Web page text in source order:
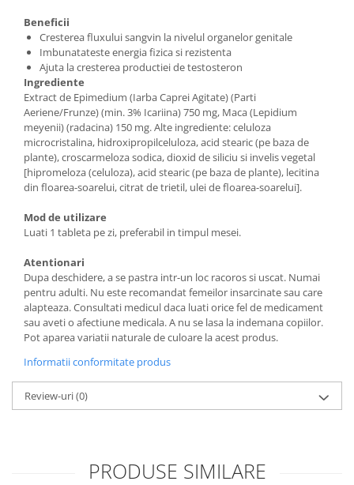
Beneficii
Cresterea fluxului sangvin la nivelul organelor genitale
Imbunatateste energia fizica si rezistenta
Ajuta la cresterea productiei de testosteron
Ingrediente
Extract de Epimedium (Iarba Caprei Agitate) (Parti
Aeriene/Frunze) (min. 3% Icariina) 750 mg, Maca (Lepidium
meyenii) (radacina) 150 mg. Alte ingrediente: celuloza
microcristalina, hidroxipropilceluloza, acid stearic (pe baza de
plante), croscarmeloza sodica, dioxid de siliciu si invelis vegetal
[hipromeloza (celuloza), acid stearic (pe baza de plante), lecitina
din floarea-soarelui, citrat de trietil, ulei de floarea-soarelui].
Mod de utilizare
Luati 1 tableta pe zi, preferabil in timpul mesei.
Atentionari
Dupa deschidere, a se pastra intr-un loc racoros si uscat. Numai
pentru adulti. Nu este recomandat femeilor insarcinate sau care
alapteaza. Consultati medicul daca luati orice fel de medicament
sau aveti o afectiune medicala. A nu se lasa la indemana copiilor.
Pot aparea variatii naturale de culoare la acest produs.
Informatii conformitate produs
Review-uri(0)
PRODUSE SIMILARE